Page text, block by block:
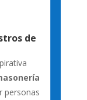
de
personas